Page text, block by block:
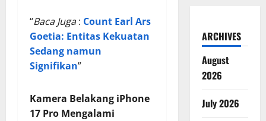
“Baca Juga: Count Earl Ars
Goetia: Entitas Kekuatan
Sedang namun
Signifikan”
Kamera Belakang iPhone
17 Pro Mengalami
ARCHIVES
August
2026
July 2026